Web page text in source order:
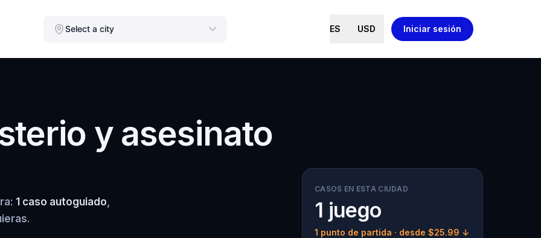
Select a city ES USD Iniciar sesión
y asesinato
1 caso autoguiado,
CASOS EN ESTA CIUDAD
1 juego
1 punto de partida · desde $25.99 ↓